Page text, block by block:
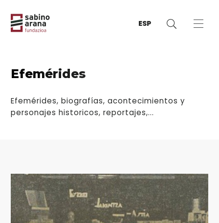
ESP
Efemérides
Efemérides, biografías, acontecimientos y
personajes historicos, reportajes,...